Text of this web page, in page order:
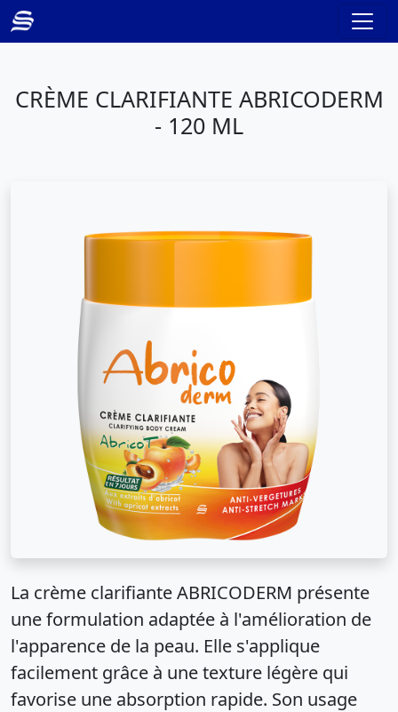
CRÈME CLARIFIANTE ABRICODERM
- 120 ML
La crème clarifiante ABRICODERM présente
une formulation adaptée à l'amélioration de
l'apparence de la peau. Elle s'applique
facilement grâce à une texture légère qui
favorise une absorption rapide. Son usage